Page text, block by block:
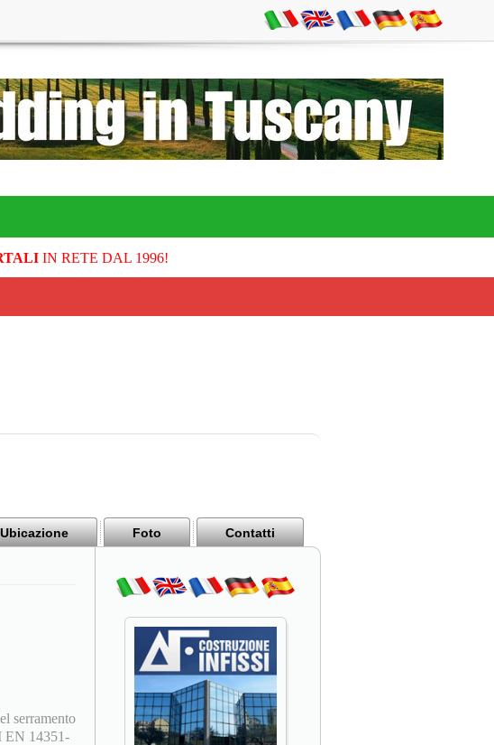
IN RETE DAL 1996!
Ubicazione Foto Contatti
serramento
EN 14351-